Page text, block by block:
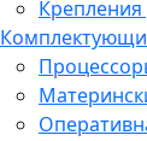
Крепления